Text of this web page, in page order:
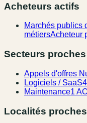
Acheteurs actifs
Marchés publics
métiersAcheteur
Secteurs proches
Appels d'offres
Logiciels / SaaS
Maintenance1
Localités proches